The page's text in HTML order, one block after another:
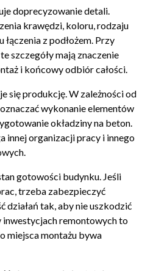
doprecyzowanie detali.
krawędzi, koloru, rodzaju
z podłożem. Przy
szczegóły mają znaczenie
i końcowy odbiór całości.
się produkcję. W zależności od
wykonanie elementów
okładziny na beton.
innej organizacji pracy i innego
gotowości budynku. Jeśli
trzeba zabezpieczyć
działań tak, aby nie uszkodzić
inwestycjach remontowych to
miejsca montażu bywa